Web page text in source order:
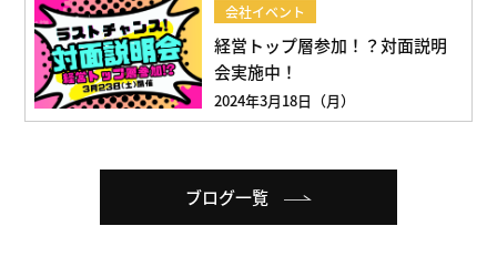
会社イベント
経営トップ層参加！？対面説明
会実施中！
2024年3月18日（月）
ブログ一覧